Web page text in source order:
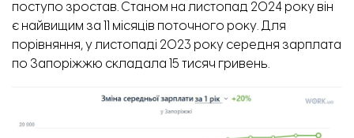
поступо зростав. Станом на листопад 2024 року він
є найвищим за 11 місяців поточного року. Для
порівняння, у листопаді 2023 року середня зарплата
по Запоріжжю складала 15 тисяч гривень.